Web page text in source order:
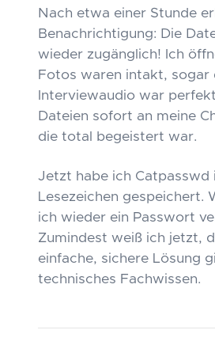
Nach etwa einer Stunde
Benachrichtigung: Die
wieder zugänglich! Ich
Fotos waren intakt, sogar
Interviewaudio war
Dateien sofort an meine
die total begeistert war.
Jetzt habe ich Catpasswd
Lesezeichen gespeichert.
ich wieder ein Passwort
Zumindest weiß ich jetzt,
einfache, sichere Lösung
technisches Fachwissen.